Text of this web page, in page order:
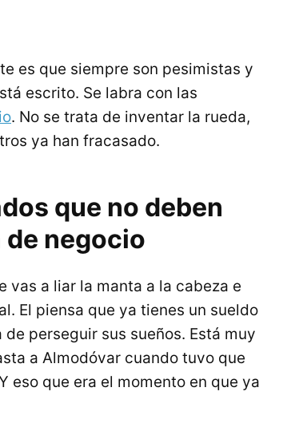
es que siempre son pesimistas y
escrito. Se labra con las
. No se trata de inventar la rueda,
ya han fracasado.
que no deben
negocio
vas a liar la manta a la cabeza e
El piensa que ya tienes un sueldo
perseguir sus sueños. Está muy
a Almodóvar cuando tuvo que
eso que era el momento en que ya